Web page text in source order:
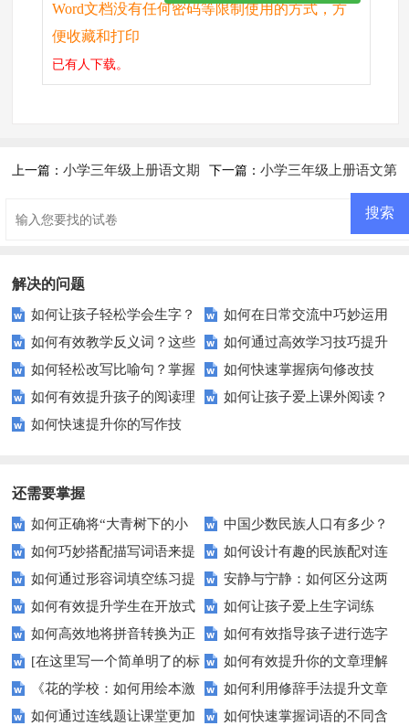
Word文档没有任何密码等限制使用的方式，方
便收藏和打印
已有人下载。
上一篇：小学三年级上册语文期 下一篇： 小学三年级上册语文第
解决的问题
如何让孩子轻松学会生字？
这些识字游戏和技巧或许能帮到
您！
如何在日常交流中巧妙运用
成语？
如何有效教学反义词？这些
方法让孩子轻松掌握！
如何通过高效学习技巧提升
学习成绩？
如何轻松改写比喻句？掌握
这些技巧让你的文章更生动！
如何快速掌握病句修改技
巧？这些方法让你的文章更流畅
如何有效提升孩子的阅读理
解能力？这里有秘诀！
如何让孩子爱上课外阅读？
如何快速提升你的写作技
还需要掌握
如何正确将“大青树下的小
学”转换为标准拼音？
中国少数民族人口有多少？
揭秘各民族分布情况
如何巧妙搭配描写词语来提
升你的写作水平？
如何设计有趣的民族配对连
线题目？——让孩子们在玩乐中
了解多元文化
如何通过形容词填空练习提
升你的词汇量？
安静与宁静：如何区分这两
个看似相似的概念？
如何有效提升学生在开放式
问答题上的表现？
如何让孩子爱上生字词练
习？这些方法超实用！
如何高效地将拼音转换为正
确的汉字？
如何有效指导孩子进行选字
组词练习？
[在这里写一个简单明了的标
题]
如何有效提升你的文章理解
能力？
《花的学校：如何用绘本激
发孩子对大自然的热爱？》
如何利用修辞手法提升文章
表现力？——以比喻为例探析
如何通过连线题让课堂更加
如何快速掌握词语的不同含